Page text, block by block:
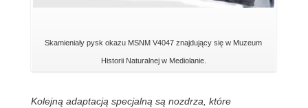
Skamieniały pysk okazu MSNM V4047 znajdujący się w Muzeum
Historii Naturalnej w Mediolanie.
Kolejną adaptacją specjalną są nozdrza, które